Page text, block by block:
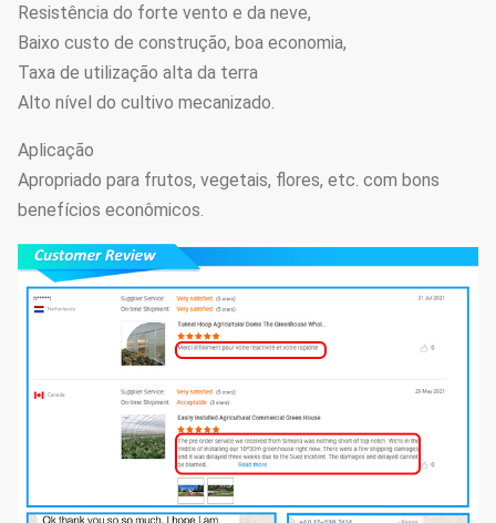
nutrientes,
conveniente e
disponível.
14
proteção de
Exteral&internal
conduz o
proteção.
Opcional
sistema do
Filme-
rolamento
eletrodinâmico,
tipo da
manual
Opcional
Resistência do forte vento e da neve,
Baixo custo de construção, boa economia,
Taxa de utilização alta da terra
Alto nível do cultivo mecanizado.
Aplicação
Apropriado para frutos, vegetais, flores, etc. com bons
benefícios econômicos.